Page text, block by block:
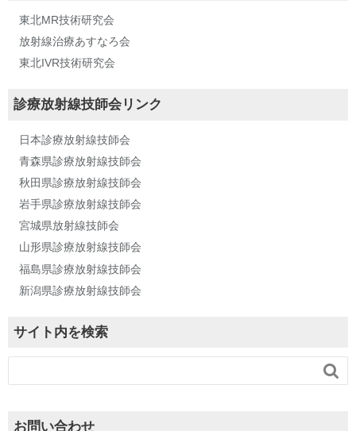
東北MR技術研究会
放射線治療あすなろ会
東北IVR技術研究会
診療放射線技師会リンク
日本診療放射線技師会
青森県診療放射線技師会
秋田県診療放射線技師会
岩手県診療放射線技師会
宮城県放射線技師会
山形県診療放射線技師会
福島県診療放射線技師会
新潟県診療放射線技師会
サイト内を検索

お問い合わせ